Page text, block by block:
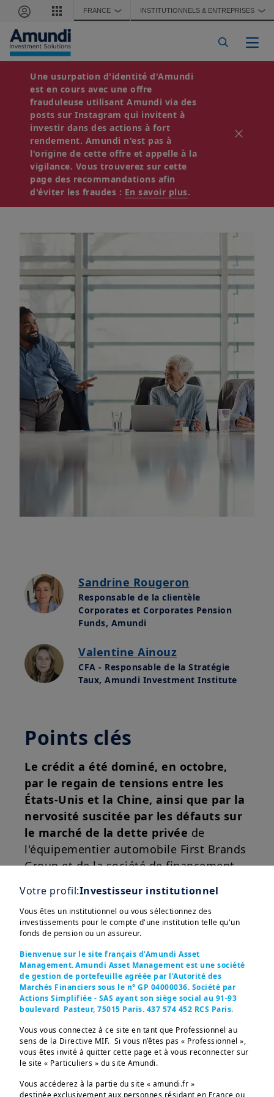
Aller au contenu principal
FRANCE ❯ INSTITUTIONNELS & ENTREPRISES ❯
Une usurpation d'identité d'Amundi
est en cours avec une offre
frauduleuse utilisant Amundi via des
posts sur Instagram qui invitent à
investir dans des actions à fort
rendement. Amundi n'est pas à
l'origine de cette offre et appelle à la
vigilance. Vous trouverez sur cette
page des recommandations afin
d'éviter les fraudes : En savoir plus.
TRÉSORERIE
23 octobre, 2025 2 minutes de lecture
Point sur le marché
crédit € - Octobre 2025
Télécharger
Sandrine Rougeron
Responsable de la clientèle
Corporates et Corporates Pension
Funds, Amundi
Valentine Ainouz
CFA - Responsable de la Stratégie
Taux, Amundi Investment Institute
Points clés
Le crédit a été dominé, en octobre,
par le regain de tensions entre les
États-Unis et la Chine, ainsi que par la
nervosité suscitée par les défauts sur
le marché de la dette privée de
l'équipementier automobile First Brands
Group et de la société de financement
Holdings. Les spreads se resserrent à
nouveau après avoir atteint un point
haut mi-octobre, sauf pour les
émetteurs les plus fragiles du
High Yield
La dette privée est une classe d'actifs
qui a connu une forte croissance ces
dernières annéeset qui suscite
aujourd'hui des inquiétudes quant au
risque de crédit, au manque de
liquidités et aux niveaux de valorisation.
actuelle comme alarmante ni
Afficher plus
Votre profil:Investisseur institutionnel
Vous êtes un institutionnel ou vous sélectionnez des
investissements pour le compte d'une institution telle qu'un
fonds de pension ou un assureur.
Bienvenue sur le site français d'Amundi Asset
Management. Amundi Asset Management est une société
de gestion de portefeuille agréée par l’Autorité des
Marchés Financiers sous le n° GP 04000036. Société par
Actions Simplifiée - SAS ayant son siège social au 91-93
boulevard Pasteur, 75015 Paris. 437 574 452 RCS Paris.
Vous vous connectez à ce site en tant que Professionnel au
sens de la Directive MIF. Si vous n’êtes pas « Professionnel »,
vous êtes invité à quitter cette page et à vous reconnecter sur
le site « Particuliers » du site Amundi.
Vous accéderez à la partie du site « amundi.fr »
destinée exclusivement aux personnes résidant en France ou
Ces informations sont destinées exclusivement aux
investisseurs “Professionnels” au sens de la Directive
2004/39/CE du 21 avril 2004 « MIF »  et des articles 314-4
et suivants du Règlement Général de l’AMF. Elles ne
s’adressent pas au grand public ou aux particuliers non-
aux “US Persons”, telle que cette expression est définie